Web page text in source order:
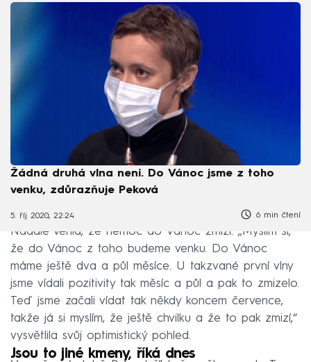
Žádná druhá vlna není. Do Vánoc jsme z toho
venku, zdůrazňuje Peková
5. říj 2020, 22:24 6 min čtení
Nadále věřila, že nemoc do Vánoc zmizí. „Myslím si,
že do Vánoc z toho budeme venku. Do Vánoc
máme ještě dva a půl měsíce. U takzvané první vlny
jsme vídali pozitivity tak měsíc a půl a pak to zmizelo.
Teď jsme začali vídat tak někdy koncem července,
takže já si myslím, že ještě chvilku a že to pak zmizí,“
vysvětlila svůj optimistický pohled.
Jsou to jiné kmeny, říká dnes